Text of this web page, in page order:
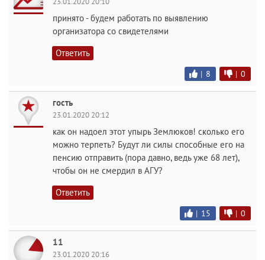
принято - будем работать по выявлению
организатора со свидетелями
Ответить
| 8 | 0
гость
23.01.2020 20:12
как он надоел этот упырь Землюков! сколько его
можно терпеть? Будут ли силы способные его на
пенсию отправить (пора давно, ведь уже 68 лет),
чтобы он не смердил в АГУ?
Ответить
| 15 | 0
11
23.01.2020 20:16